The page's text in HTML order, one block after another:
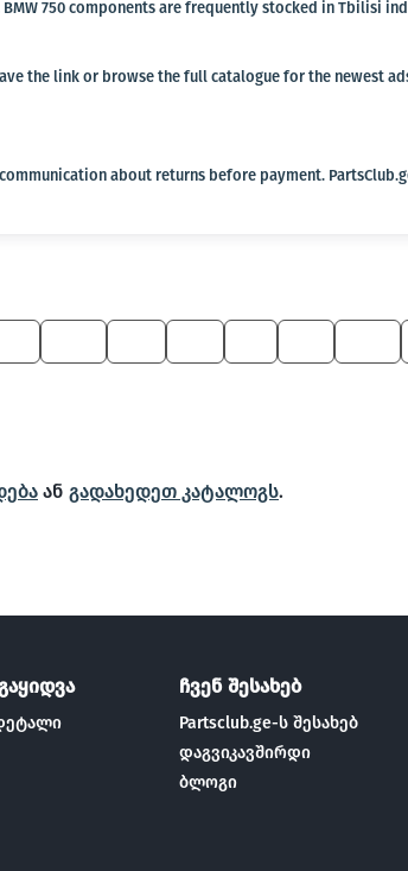
750 components are frequently stocked in Tbilisi
the link or browse the full catalogue for the newest
about returns before payment.
ან გადახედეთ კატალოგს.
ჩვენ შესახებ
Partsclub.ge-ს შესახებ
დაგვიკავშირდი
ბლოგი